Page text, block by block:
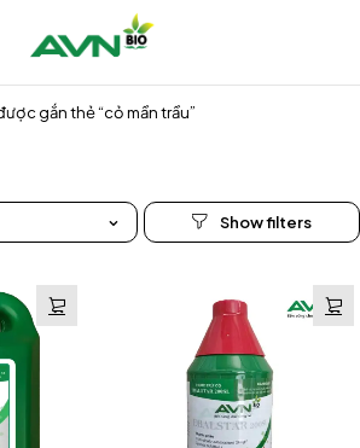
gắn thẻ “cỏ mần trầu”